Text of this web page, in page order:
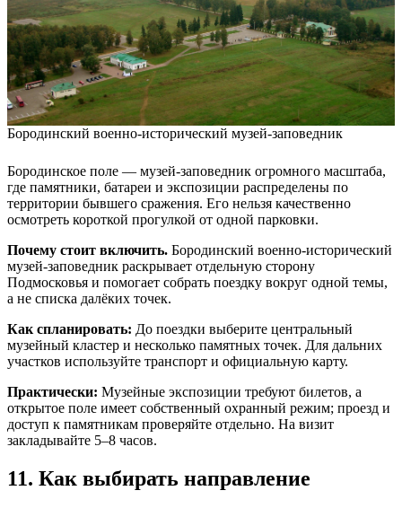
Бородинский военно-исторический музей-заповедник
Бородинское поле — музей-заповедник огромного масштаба,
где памятники, батареи и экспозиции распределены по
территории бывшего сражения. Его нельзя качественно
осмотреть короткой прогулкой от одной парковки.
Почему стоит включить. Бородинский военно-исторический
музей-заповедник раскрывает отдельную сторону
Подмосковья и помогает собрать поездку вокруг одной темы,
а не списка далёких точек.
Как спланировать: До поездки выберите центральный
музейный кластер и несколько памятных точек. Для дальних
участков используйте транспорт и официальную карту.
Практически: Музейные экспозиции требуют билетов, а
открытое поле имеет собственный охранный режим; проезд и
доступ к памятникам проверяйте отдельно. На визит
закладывайте 5–8 часов.
11. Как выбирать направление